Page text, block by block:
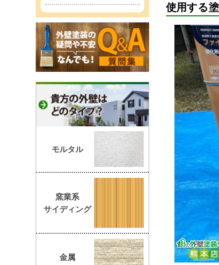
使用する
モルタル
窯業系
サイディング
金属